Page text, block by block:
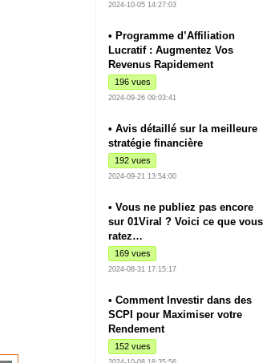
2024-10-05 14:27:03
• Programme d’Affiliation
Lucratif : Augmentez Vos
Revenus Rapidement
196 vues
2024-09-26 09:03:41
• Avis détaillé sur la meilleure
stratégie financière
192 vues
2024-09-21 13:54:00
• Vous ne publiez pas encore
sur 01Viral ? Voici ce que vous
ratez…
169 vues
2024-08-31 17:15:17
• Comment Investir dans des
SCPI pour Maximiser votre
Rendement
152 vues